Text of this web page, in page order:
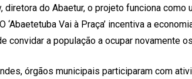
diretora do Abaetur, o projeto funciona
‘Abaetetuba Vai à Praça’ incentiva a
convidar a população a ocupar novamente
órgãos municipais participaram com